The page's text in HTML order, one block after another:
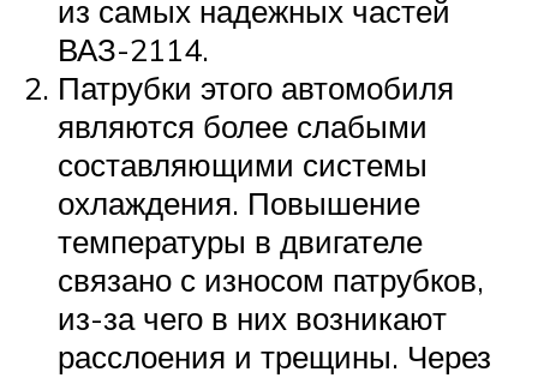
из самых надежных частей
ВАЗ-2114.
Патрубки этого автомобиля
являются более слабыми
составляющими системы
охлаждения. Повышение
температуры в двигателе
связано с износом патрубков,
из-за чего в них возникают
расслоения и трещины. Через